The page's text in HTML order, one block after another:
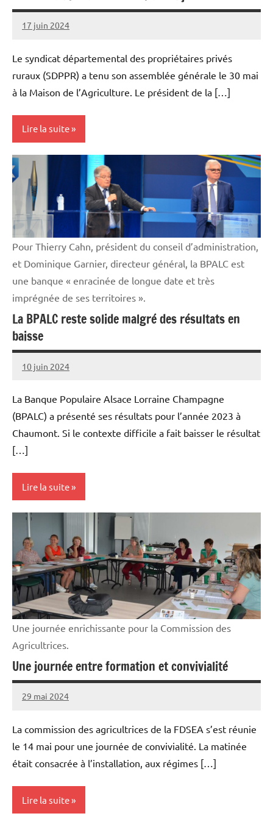
17 juin 2024
Thibaut
Le syndicat départemental des propriétaires privés
ruraux (SDPPR) a tenu son assemblée générale le 30 mai
à la Maison de l’Agriculture. Le président de la […]
Lire la suite
Vie
professionnelle
Pour Thierry Cahn, président du conseil d’administration,
et Dominique Garnier, directeur général, la BPALC est
une banque « enracinée de longue date et très
imprégnée de ses territoires ».
La BPALC reste solide malgré des résultats en
baisse
10 juin 2024
Thibaut
La Banque Populaire Alsace Lorraine Champagne
(BPALC) a présenté ses résultats pour l’année 2023 à
Chaumont. Si le contexte difficile a fait baisser le résultat
[…]
Lire la suite
Vie
professionnelle
Une journée enrichissante pour la Commission des
Agricultrices.
Une journée entre formation et convivialité
29 mai 2024
Thibaut
La commission des agricultrices de la FDSEA s’est réunie
le 14 mai pour une journée de convivialité. La matinée
était consacrée à l’installation, aux régimes […]
Lire la suite